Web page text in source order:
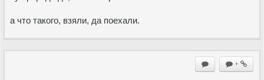
а что такого, взяли, да поехали.
+